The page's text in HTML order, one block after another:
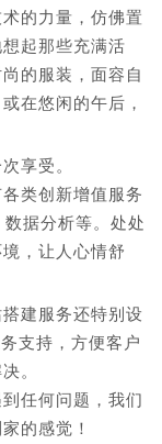
的力量，仿佛置
起那些充满活
的服装，面容自
在悠闲的午后，
享受。
类创新增值服务
据分析等。处处
，让人心情舒
建服务还特别设
支持，方便客户
。
任何问题，我们
的感觉！